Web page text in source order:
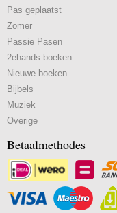
Pas geplaatst
Zomer
Passie Pasen
2ehands boeken
Nieuwe boeken
Bijbels
Muziek
Overige
Betaalmethodes